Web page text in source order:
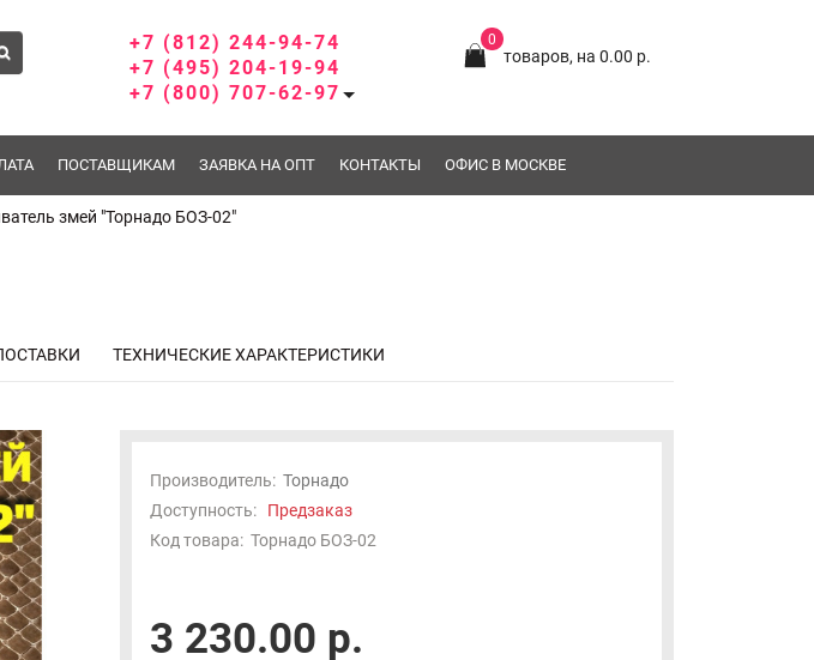
0
товаров, на 0.00 р.
+7 (812) 244-94-74
+7 (495) 204-19-94
+7 (800) 707-62-97
ПОСТАВЩИКАМ ЗАЯВКА НА ОПТ КОНТАКТЫ ОФИС В МОСКВЕ
змей "Торнадо БОЗ-02"
ТЕХНИЧЕСКИЕ ХАРАКТЕРИСТИКИ
Производитель: Торнадо
Доступность: Предзаказ
Код товара: Торнадо БОЗ-02
3 230.00 р.